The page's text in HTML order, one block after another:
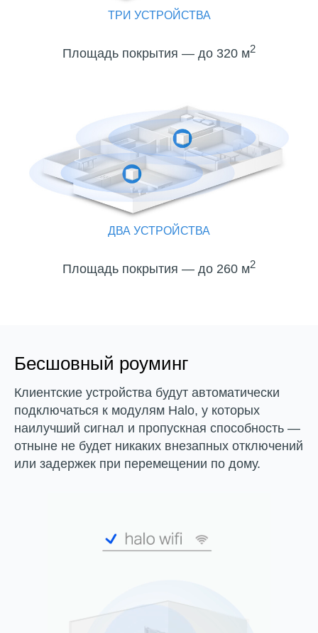
ТРИ УСТРОЙСТВА
Площадь покрытия — до 320 м2
ДВА УСТРОЙСТВА
Площадь покрытия — до 260 м2
Бесшовный роуминг
Клиентские устройства будут автоматически
подключаться к модулям Halo, у которых
наилучший сигнал и пропускная способность —
отныне не будет никаких внезапных отключений
или задержек при перемещении по дому.